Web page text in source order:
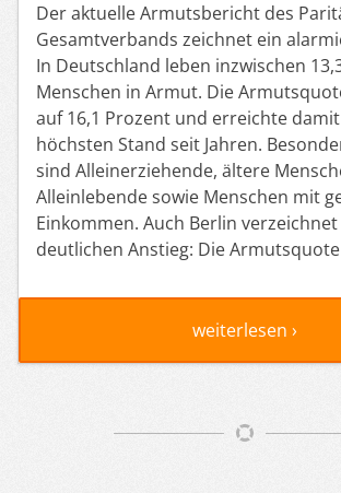
Der aktuelle Armutsbericht des
Gesamtverbands zeichnet ein
In Deutschland leben inzwischen
Menschen in Armut. Die
auf 16,1 Prozent und erreichte
höchsten Stand seit Jahren.
sind Alleinerziehende, ältere
Alleinlebende sowie Menschen mit
Einkommen. Auch Berlin
deutlichen Anstieg: Die Armutsquote
weiterlesen ›